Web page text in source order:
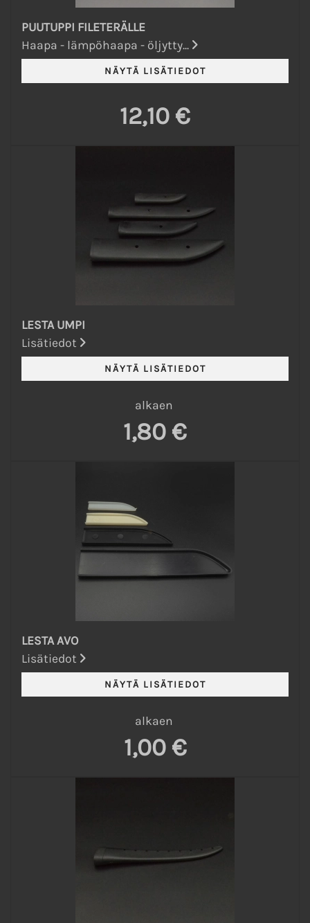
PUUTUPPI FILETERÄLLE
Haapa - lämpöhaapa - öljytty...
12,10 €
LESTA UMPI
Lisätiedot
alkaen
1,80 €
LESTA AVO
Lisätiedot
alkaen
1,00 €